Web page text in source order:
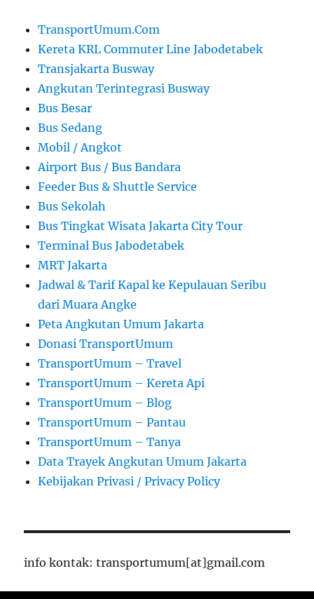
TransportUmum.Com
Kereta KRL Commuter Line Jabodetabek
Transjakarta Busway
Angkutan Terintegrasi Busway
Bus Besar
Bus Sedang
Mobil / Angkot
Airport Bus / Bus Bandara
Feeder Bus & Shuttle Service
Bus Sekolah
Bus Tingkat Wisata Jakarta City Tour
Terminal Bus Jabodetabek
MRT Jakarta
Jadwal & Tarif Kapal ke Kepulauan Seribu
dari Muara Angke
Peta Angkutan Umum Jakarta
Donasi TransportUmum
TransportUmum – Travel
TransportUmum – Kereta Api
TransportUmum – Blog
TransportUmum – Pantau
TransportUmum – Tanya
Data Trayek Angkutan Umum Jakarta
Kebijakan Privasi / Privacy Policy
info kontak: transportumum[at]gmail.com